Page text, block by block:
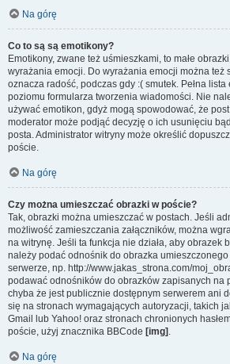
Na górę
Co to są są emotikony?
Emotikony, zwane też uśmieszkami, to małe
wyrażania emocji. Do wyrażania emocji można też
oznacza radość, podczas gdy :( smutek. Pełna
poziomu formularza tworzenia wiadomości. Nie
używać emotikon, gdyż mogą spowodować, że
moderator może podjąć decyzję o ich usunięciu
posta. Administrator witryny może określić
poście.
Na górę
Czy można umieszczać obrazki w poście?
Tak, obrazki można umieszczać w postach. Jeśli
możliwość zamieszczania załączników, można
na witrynę. Jeśli ta funkcja nie działa, aby obrazek
należy podać odnośnik do obrazka
serwerze, np. http://www.jakas_strona.com/
podawać odnośników do obrazków zapisanych na
chyba że jest publicznie dostępnym serwerem ani
się na stronach wymagających autoryzacji, takich
Gmail lub Yahoo! oraz stronach chronionych
poście, użyj znacznika BBCode [img] .
Na górę